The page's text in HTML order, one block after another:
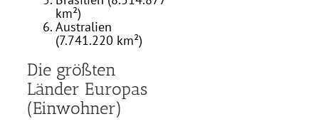
km²)
Australien
(7.741.220 km²)
Die größten
Länder Europas
(Einwohner)